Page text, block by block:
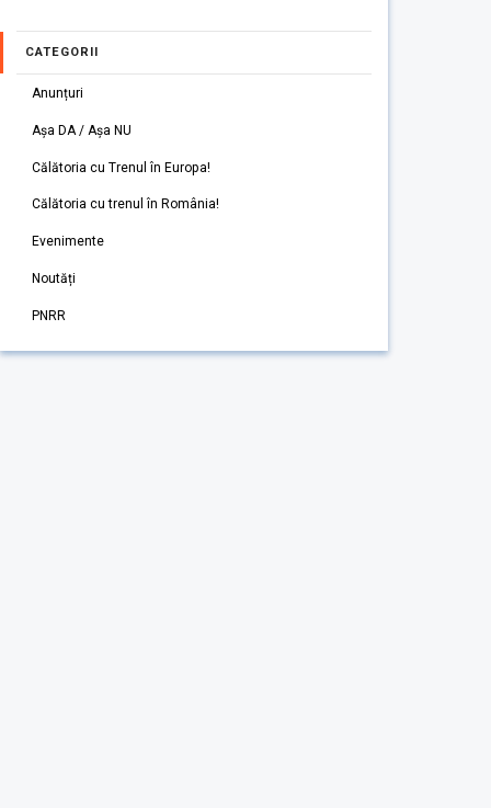
CATEGORII
Anunțuri
Așa DA / Așa NU
Călătoria cu Trenul în Europa!
Călătoria cu trenul în România!
Evenimente
Noutăți
PNRR